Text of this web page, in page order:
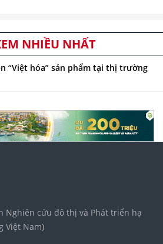
NHIỀU NHẤT
“Việt hóa” sản phẩm tại thị trường
Nghiên cứu đô thị và Phát triển hạ
Việt Nam)